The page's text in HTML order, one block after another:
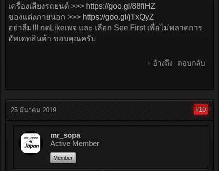
เครื่องเสียงรถยนต์ >>> https://goo.gl/88fiHZ
ของแต่งภายนอก >>> https://goo.gl/jTxQyZ
อย่าลืม!!! กดLikeเพจ และ เลือก See First เพื่อไม่พลาดการ
อัพเดทสินค้า ขอบคุณครับ
+ อ้างถึง ตอบกลับ
25 มีนาคม 2019 #10
mr_sopa
Active Member
Member